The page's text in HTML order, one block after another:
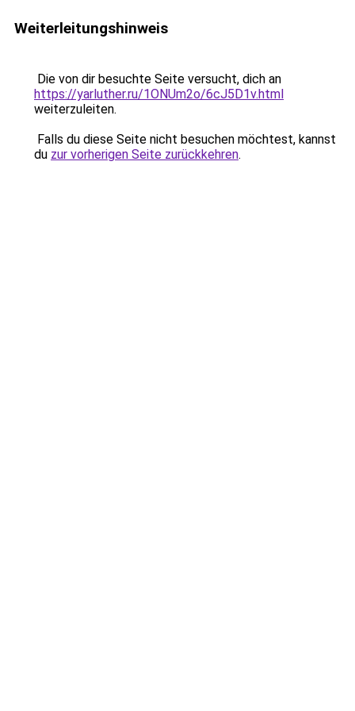
Weiterleitungshinweis
Die von dir besuchte Seite versucht, dich an
https://yarluther.ru/1ONUm2o/6cJ5D1v.html
weiterzuleiten.
Falls du diese Seite nicht besuchen möchtest, kannst
du zur vorherigen Seite zurückkehren.